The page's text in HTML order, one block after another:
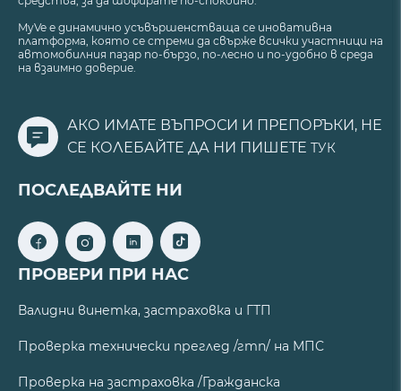
MyVe е динамично усъвършенстваща се иновативна
платформа, която се стреми да свърже всички участници на
автомобилния пазар по-бързо, по-лесно и по-удобно в среда
на взаимно доверие.
АКО ИМАТЕ ВЪПРОСИ И ПРЕПОРЪКИ, НЕ
СЕ КОЛЕБАЙТЕ ДА НИ ПИШЕТЕ ТУК
ПОСЛЕДВАЙТЕ НИ
ПРОВЕРИ ПРИ НАС
Валидни винетка, застраховка и ГТП
Проверка технически преглед /гтп/ на МПС
Проверка на застраховка /Гражданска